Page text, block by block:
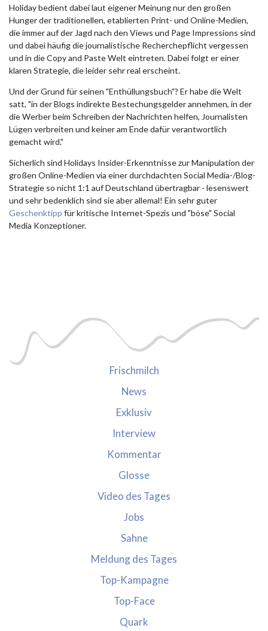
Holiday bedient dabei laut eigener Meinung nur den großen
Hunger der traditionellen, etablierten Print- und Online-Medien,
die immer auf der Jagd nach den Views und Page Impressions sind
und dabei häufig die journalistische Recherchepflicht vergessen
und in die Copy and Paste Welt eintreten. Dabei folgt er einer
klaren Strategie, die leider sehr real erscheint.
Und der Grund für seinen "Enthüllungsbuch"? Er habe die Welt
satt, "in der Blogs indirekte Bestechungsgelder annehmen, in der
die Werber beim Schreiben der Nachrichten helfen, Journalisten
Lügen verbreiten und keiner am Ende dafür verantwortlich
gemacht wird."
Sicherlich sind Holidays Insider-Erkenntnisse zur Manipulation der
großen Online-Medien via einer durchdachten Social Media-/Blog-
Strategie so nicht 1:1 auf Deutschland übertragbar - lesenswert
und sehr bedenklich sind sie aber allemal! Ein sehr guter
Geschenktipp für kritische Internet-Spezis und "böse" Social
Media Konzeptioner.
Frischmilch
News
Exklusiv
Interview
Kommentar
Glosse
Video des Tages
Jobs
Sahne
Meldung des Tages
Top-Kampagne
Top-Face
Quark